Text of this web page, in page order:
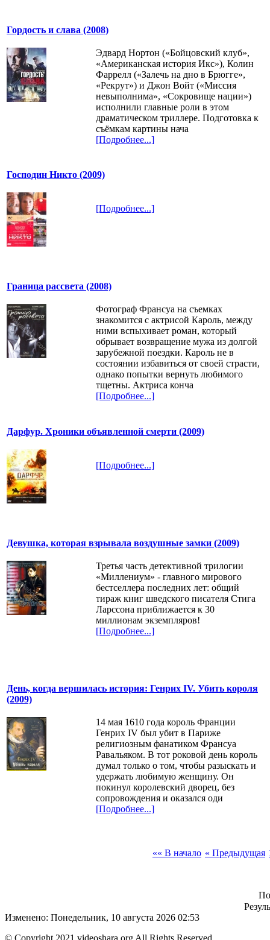
Гордость и слава (2008)
Эдвард Нортон («Бойцовский клуб»,
«Американская история Икс»), Колин
Фаррелл («Залечь на дно в Брюгге»,
«Рекрут») и Джон Войт («Миссия
невыполнима», «Сокровище нации»)
исполнили главные роли в этом
драматическом триллере. Подготовка к
съёмкам картины нача
[Подробнее...]
Господин Никто (2009)
[Подробнее...]
Граница рассвета (2008)
Фотограф Франсуа на съемках
знакомится с актрисой Кароль, между
ними вспыхивает роман, который
обрывает возвращение мужа из долгой
зарубежной поездки. Кароль не в
состоянии избавиться от своей страсти,
однако попытки вернуть любимого
тщетны. Актриса конча
[Подробнее...]
Дарфур. Хроники объявленной смерти (2009)
[Подробнее...]
Девушка, которая взрывала воздушные замки (2009)
Третья часть детективной трилогии
«Миллениум» - главного мирового
бестселлера последних лет: общий
тираж книг шведского писателя Стига
Ларссона приближается к 30
миллионам экземпляров!
[Подробнее...]
День, когда вершилась история: Генрих IV. Убить короля
(2009)
14 мая 1610 года король Франции
Генрих IV был убит в Париже
религиозным фанатиком Франсуа
Равальяком. В тот роковой день король
думал только о том, чтобы разыскать и
удержать любимую женщину. Он
покинул королевский дворец, без
сопровождения и оказался оди
[Подробнее...]
«« В начало « Предыдущая
Изменено: Понедельник, 10 августа 2026 02:53
© Copyright 2021 videoshara.org All Rights Reserved